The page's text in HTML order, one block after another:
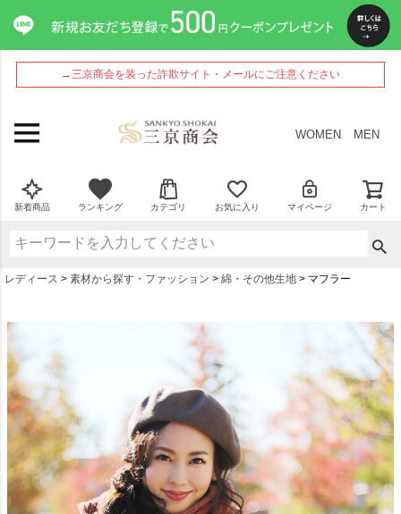
→三京商会を装った詐欺サイト・メールにご注意ください
WOMEN MEN
新着商品 ランキング カテゴリ お気に入り マイページ カート
レディース 素材から探す・ファッション 綿・その他生地 マフラー